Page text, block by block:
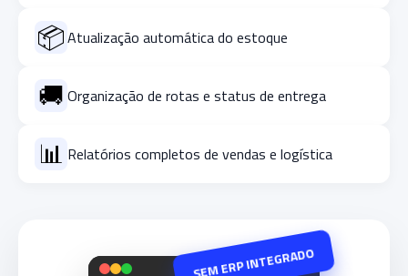
📦Atualização automática do estoque
🚚 Organização de rotas e status de entrega
📊 Relatórios completos de vendas e logística
SEM ERP INTEGRADO